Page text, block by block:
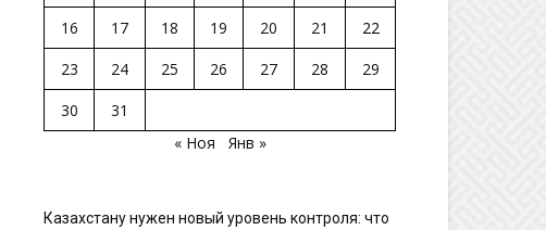
16
17 18 19 20 21
22
23
24 25 26 27 28
29
30
31
« Ноя
Янв »
Казахстану нужен новый уровень контроля: что